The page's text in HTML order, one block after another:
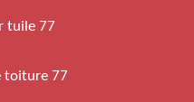
tuile 77
toiture 77